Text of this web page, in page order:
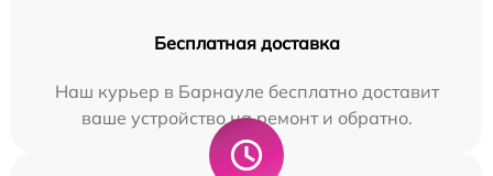
Бесплатная доставка
Наш курьер в Барнауле бесплатно доставит
ваше устройство на ремонт и обратно.